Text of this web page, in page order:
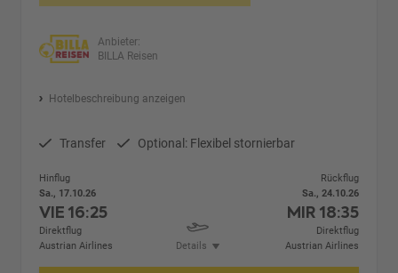
Anbieter:
BILLA Reisen
Hotelbeschreibung anzeigen
Transfer Optional: Flexibel stornierbar
Hinflug
Sa., 17.10.26
VIE16:25
Direktflug
Austrian Airlines
Details
Rückflug
Sa., 24.10.26
MIR 18:35
Direktflug
Austrian Airlines